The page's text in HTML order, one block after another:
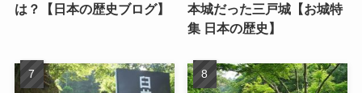
は？【日本の歴史ブログ】
本城だった三戸城【お城特
集 日本の歴史】